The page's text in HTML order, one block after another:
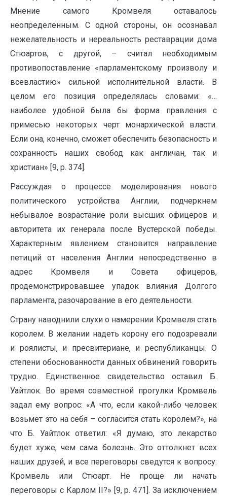
Мнение самого Кромвеля оставалось
неопределенным. С одной стороны, он осознавал
нежелательность и нереальность реставрации дома
Стюартов, с другой, – считал необходимым
противопоставление «парламентскому произволу и
всевластию» сильной исполнительной власти. В
целом его позиция определялась словами: «…
наиболее удобной была бы форма правления с
примесью некоторых черт монархической власти.
Если она, конечно, сможет обеспечить безопасность и
сохранность наших свобод как англичан, так и
христиан» [9, p. 374].
Рассуждая о процессе моделирования нового
политического устройства Англии, подчеркнем
небывалое возрастание роли высших офицеров и
авторитета их генерала после Вустерской победы.
Характерным явлением становится направление
петиций от населения Англии непосредственно в
адрес Кромвеля и Совета офицеров,
продемонстрировавшее упадок влияния Долгого
парламента, разочарование в его деятельности.
Страну наводнили слухи о намерении Кромвеля стать
королем. В желании надеть корону его подозревали
и роялисты, и пресвитериане, и республиканцы. О
степени обоснованности данных обвинений говорить
трудно. Единственное свидетельство оставил Б.
Уайтлок. Во время совместной прогулки Кромвель
задал ему вопрос: «А что, если какой-либо человек
возьмет это на себя – согласится стать королем?», на
что Б. Уайтлок ответил: «Я думаю, это лекарство
будет хуже, чем сама болезнь. Это оттолкнет всех
наших друзей, и все переговоры сведутся к вопросу:
Кромвель или Стюарт. Не проще ли начать
переговоры с Карлом II?» [9, p. 471]. За исключением